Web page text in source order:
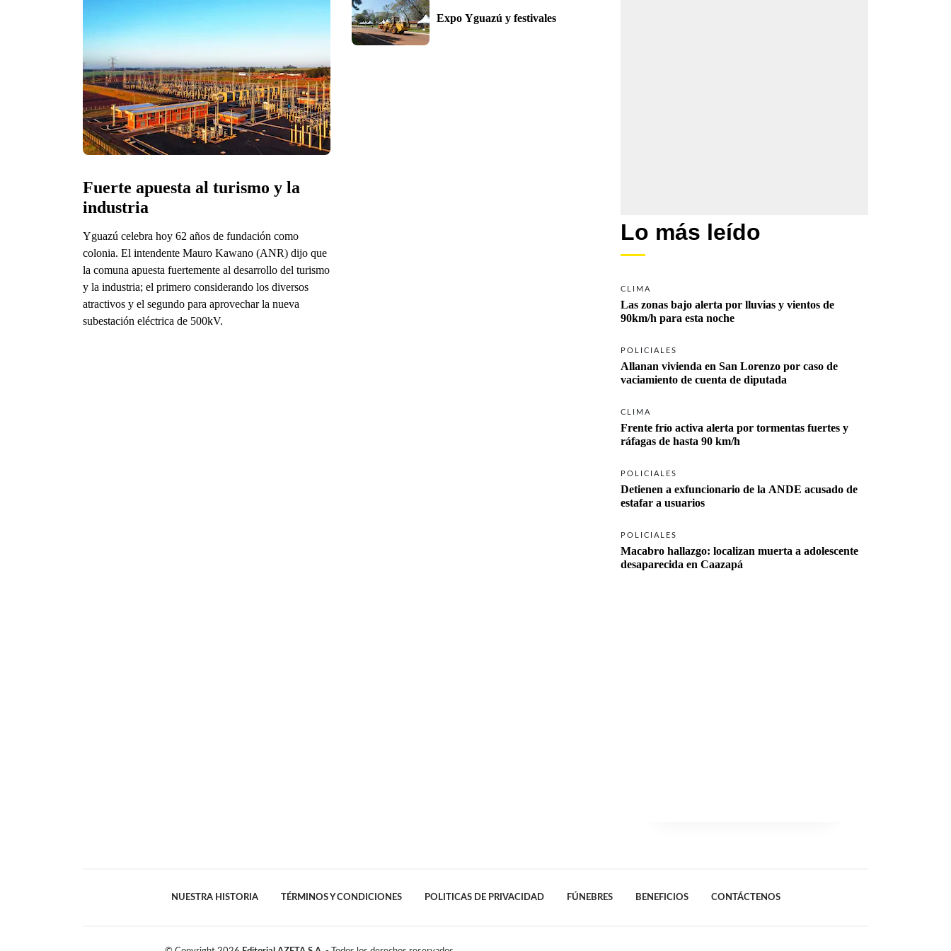
Fuerte apuesta al turismo y la
industria
Yguazú celebra hoy 62 años de fundación como
colonia. El intendente Mauro Kawano (ANR) dijo que
la comuna apuesta fuertemente al desarrollo del turismo
y la industria; el primero considerando los diversos
atractivos y el segundo para aprovechar la nueva
subestación eléctrica de 500kV.
Expo Yguazú y festivales
Lo más leído
CLIMA
Las zonas bajo alerta por lluvias y vientos de
90km/h para esta noche
POLICIALES
Allanan vivienda en San Lorenzo por caso de
vaciamiento de cuenta de diputada
CLIMA
Frente frío activa alerta por tormentas fuertes y
ráfagas de hasta 90 km/h
POLICIALES
Detienen a exfuncionario de la ANDE acusado de
estafar a usuarios
POLICIALES
Macabro hallazgo: localizan muerta a adolescente
NUESTRA HISTORIA TÉRMINOS Y CONDICIONES POLITICAS DE PRIVACIDAD FÚNEBRES BENEFICIOS CONTÁCTENOS